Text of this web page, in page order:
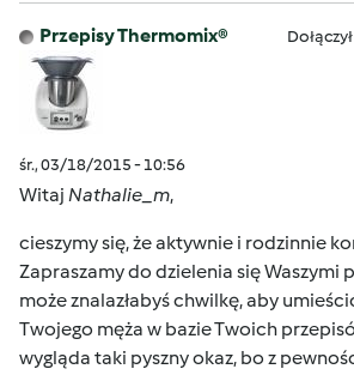
Przepisy Thermomix®
śr., 03/18/2015 - 10:56
Witaj Nathalie_m,
cieszymy się, że aktywnie i rodzinnie
Zapraszamy do dzielenia się Waszymi
może znalazłabyś chwilkę, aby
Twojego męża w bazie Twoich
wygląda taki pyszny okaz, bo z